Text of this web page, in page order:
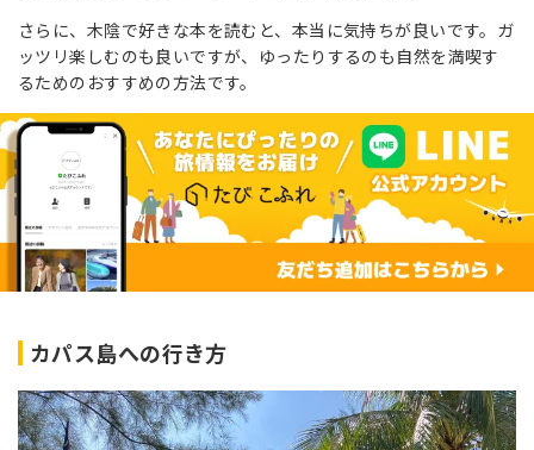
さらに、木陰で好きな本を読むと、本当に気持ちが良いです。ガ
ッツリ楽しむのも良いですが、ゆったりするのも自然を満喫す
るためのおすすめの方法です。
カパス島への行き方